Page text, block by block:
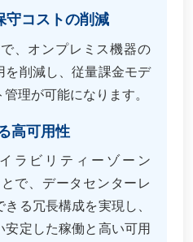
守コストの削減
、オンプレミス機器の
削減し、従量課金モデ
理が可能になります。
高可用性
ラビリティーゾーン
で、データセンターレ
る冗長構成を実現し、
安定した稼働と高い可用